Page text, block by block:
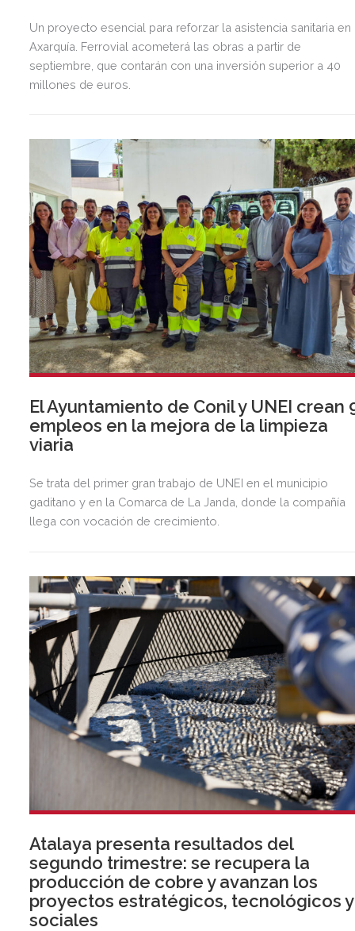
Un proyecto esencial para reforzar la asistencia sanitaria en
Axarquía. Ferrovial acometerá las obras a partir de
septiembre, que contarán con una inversión superior a 40
millones de euros.
El Ayuntamiento de Conil y UNEI crean
empleos en la mejora de la limpieza
viaria
Se trata del primer gran trabajo de UNEI en el municipio
gaditano y en la Comarca de La Janda, donde la compañía
llega con vocación de crecimiento.
Atalaya presenta resultados del
segundo trimestre: se recupera la
producción de cobre y avanzan los
proyectos estratégicos, tecnológicos y
sociales